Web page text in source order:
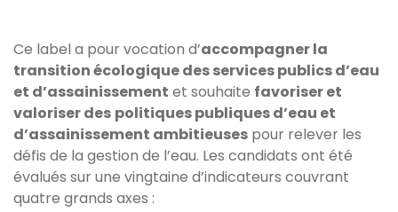
Ce label a pour vocation d’accompagner la
transition écologique des services publics d’eau
et d’assainissement et souhaite favoriser et
valoriser des politiques publiques d’eau et
d’assainissement ambitieuses pour relever les
défis de la gestion de l’eau. Les candidats ont été
évalués sur une vingtaine d’indicateurs couvrant
quatre grands axes :